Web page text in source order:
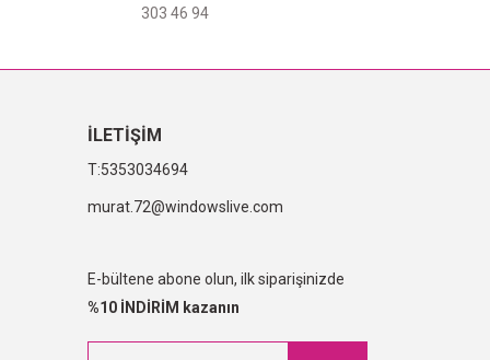
303 46 94
İLETİŞİM
5353034694
murat.72@windowslive.com
E-bültene abone olun, ilk siparişinizde
%10 İNDİRİM kazanın